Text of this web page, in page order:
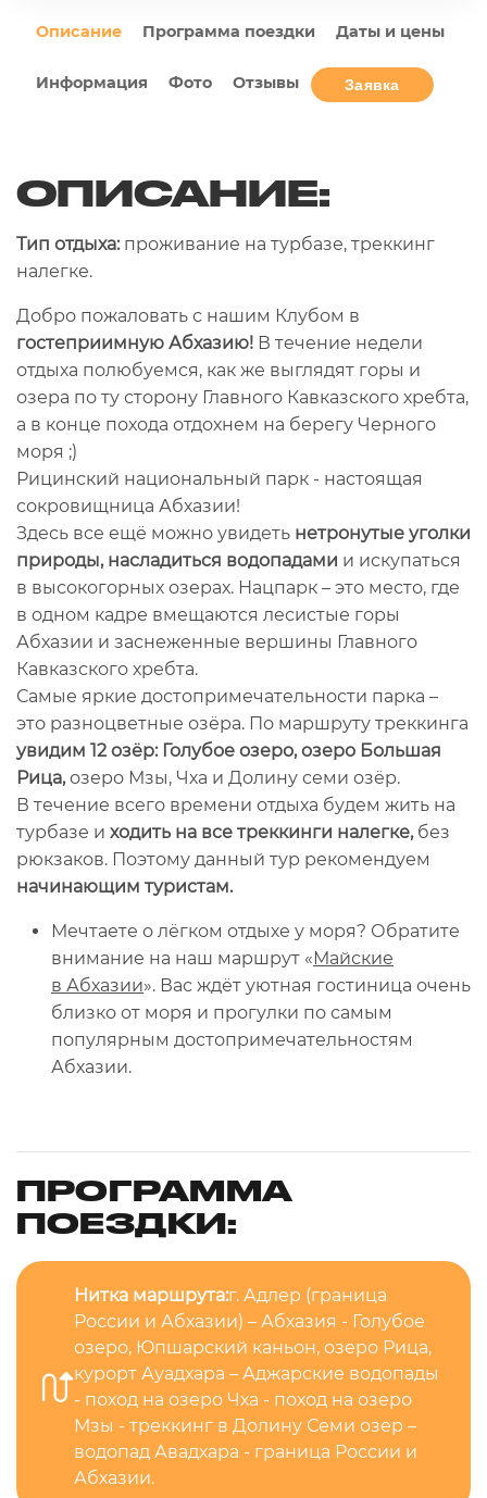
Описание Программа поездки Даты и цены
Информация Фото Отзывы Заявка
ОПИСАНИЕ:
Тип отдыха:проживание на турбазе, треккинг
налегке.
Добро пожаловать с нашим Клубом в
гостеприимную Абхазию! В течение недели
отдыха полюбуемся, как же выглядят горы и
озера по ту сторону Главного Кавказского хребта,
а в конце похода отдохнем на берегу Черного
моря ;)
Рицинский национальный парк - настоящая
сокровищница Абхазии!
Здесь все ещё можно увидеть нетронутые уголки
природы, насладиться водопадами и искупаться
в высокогорных озерах. Нацпарк – это место, где
в одном кадре вмещаются лесистые горы
Абхазии и заснеженные вершины Главного
Кавказского хребта.
Самые яркие достопримечательности парка –
это разноцветные озёра. По маршруту треккинга
увидим 12 озёр: Голубое озеро, озеро Большая
Рица,озеро Мзы, Чха и Долину семи озёр.
В течение всего времени отдыха будем жить на
турбазе и ходить на все треккинги налегке, без
рюкзаков. Поэтому данный тур рекомендуем
начинающим туристам.
Мечтаете о лёгком отдыхе у моря? Обратите
внимание на наш маршрут « Майские
в Абхазии». Вас ждёт уютная гостиница очень
близко от моря и прогулки по самым
популярным достопримечательностям
Абхазии.
ПРОГРАММА
ПОЕЗДКИ:
Нитка маршрута:г. Адлер (граница
России и Абхазии) – Абхазия - Голубое
озеро, Юпшарский каньон, озеро Рица,
курорт Ауадхара – Аджарские водопады
- поход на озеро Чха - поход на озеро
Мзы - треккинг в Долину Семи озер –
водопад Авадхара - граница России и
Абхазии.